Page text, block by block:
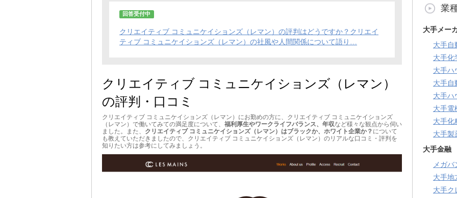
回答受付中
クリエイティブ コミュニケイションズ（レマン）の評判はどうですか？クリエイ
ティブ コミュニケイションズ（レマン）の社風や人間関係について語り…
クリエイティブ コミュニケイションズ（レマン）
の評判・口コミ
クリエイティブ コミュニケイションズ（レマン）にお勤めの方に、クリエイティブ コミュニケイションズ
（レマン）で働いてみての満足度について、 福利厚生やワークライフバランス、年収など様々な観点から伺い
ました。また、 クリエイティブ コミュニケイションズ（レマン）はブラックか、ホワイト企業か？ について
も教えていただきましたので、クリエイティブ コミュニケイションズ（レマン）のリアルな口コミ・評判を
知りたい方は参考にしてみましょう。
業
大手メー
大手自
大手化
大手ハ
大手自
大手ハ
大手電
大手化
大手製
大手金融
メガバ
大手地
大手ク